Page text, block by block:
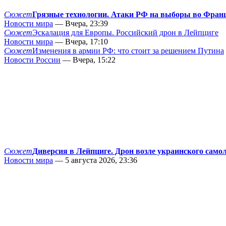
СюжетГрязные технологии. Атаки РФ на выборы во
Новости мира — Вчера, 23:39
СюжетЭскалация для Европы. Российский дрон в Лейпциге
Новости мира — Вчера, 17:10
СюжетИзменения в армии РФ: что стоит за решением Путина
Новости России — Вчера, 15:22
СюжетДиверсия в Лейпциге. Дрон возле украинского
Новости мира — 5 августа 2026, 23:36